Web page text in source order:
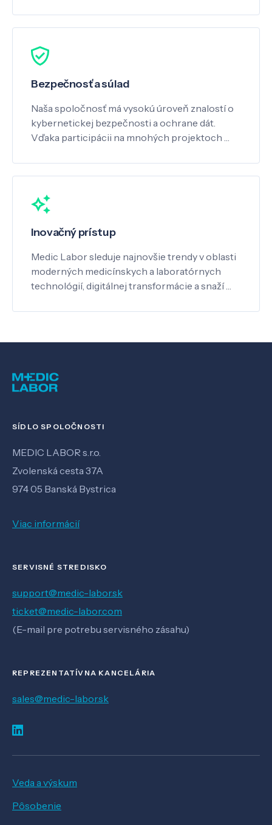
Bezpečnosť a súlad
Naša spoločnosť má vysokú úroveň znalostí o
kybernetickej bezpečnosti a ochrane dát.
Vďaka participácii na mnohých projektoch …
Inovačný prístup
Medic Labor sleduje najnovšie trendy v oblasti
moderných medicínskych a laboratórnych
technológií, digitálnej transformácie a snaží …
SÍDLO SPOLOČNOSTI
MEDIC LABOR s.r.o.
Zvolenská cesta 37A
974 05 Banská Bystrica
Viac informácií
SERVISNÉ STREDISKO
support@medic-labor.sk
ticket@medic-labor.com
(E-mail pre potrebu servisného zásahu)
REPREZENTATÍVNA KANCELÁRIA
sales@medic-labor.sk
Veda a výskum
Pôsobenie